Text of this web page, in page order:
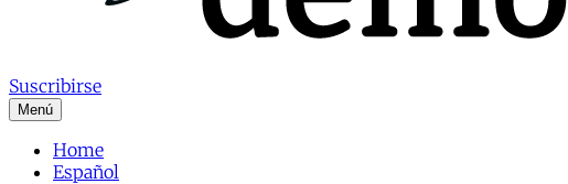
Suscribirse
Menú
Home
Español